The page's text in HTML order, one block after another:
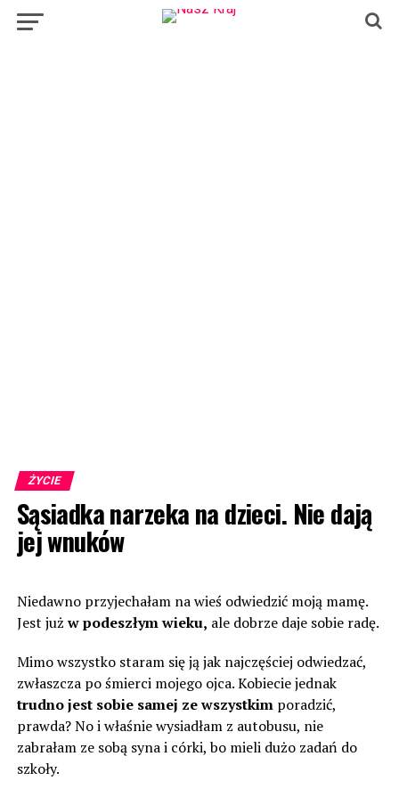
ŻYCIE
Sąsiadka narzeka na dzieci. Nie dają
jej wnuków
Niedawno przyjechałam na wieś odwiedzić moją mamę.
Jest jużw podeszłym wieku, ale dobrze daje sobie radę.
Mimo wszystko staram się ją jak najczęściej odwiedzać,
zwłaszcza po śmierci mojego ojca. Kobiecie jednak
trudno jest sobie samej ze wszystkimporadzić,
prawda? No i właśnie wysiadłam z autobusu, nie
zabrałam ze sobą syna i córki, bo mieli dużo zadań do
szkoły.